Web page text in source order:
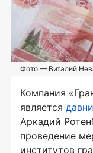
Фото — Виталий
Компания
является
Аркадий
проведение
институтов